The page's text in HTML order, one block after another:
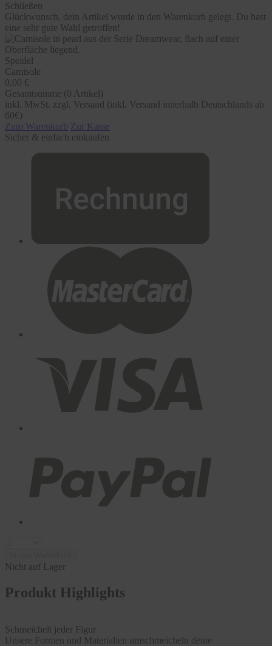
Schließen
Glückwunsch, dein Artikel wurde in den Warenkorb gelegt. Du hast
eine sehr gute Wahl getroffen!
Speidel
Camisole
0,00 €
Gesamtsumme (0 Artikel)
inkl. MwSt. zzgl. Versand (inkl. Versand innerhalb Deutschlands ab
60€)
Zum Warenkorb Zur Kasse
Sicher & einfach einkaufen
Nicht auf Lager
Produkt Highlights
Schmeichelt jeder Figur
Unsere Formen und Materialien umschmeicheln deine